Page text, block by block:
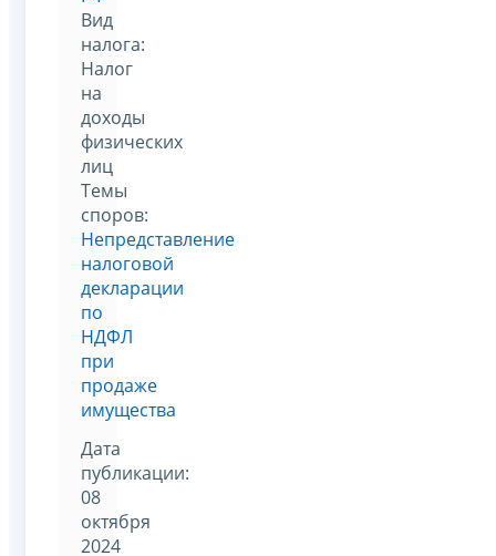
Вид
налога:
Налог
на
доходы
физических
лиц
Темы
споров:
Непредставление
налоговой
декларации
по
НДФЛ
при
продаже
имущества
Дата
публикации:
08
октября
2024